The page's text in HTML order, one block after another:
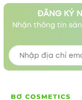
ĐĂNG KÝ
Nhận thông tin